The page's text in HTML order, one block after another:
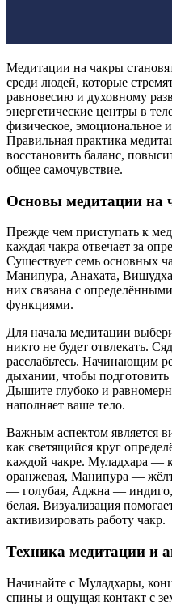
Медитации на чакры
среди людей, которые
равновесию и духовному
энергетические центры в
физическое, эмоциональное
Правильная практика
восстановить баланс,
общее самочувствие.
Основы медитации на
Прежде чем приступать к
каждая чакра отвечает за
Существует семь основных
Манипура, Анахата,
них связана с
функциями.
Для начала медитации
никто не будет отвлекать.
расслабьтесь. Начинающим
дыхании, чтобы подготовить
Дышите глубоко и
наполняет ваше тело.
Важным аспектом является
как светящийся круг
каждой чакре. Муладхара —
оранжевая, Манипура —
— голубая, Аджна — индиго,
белая. Визуализация
активизировать работу чакр.
Техника медитации и
Начинайте с Муладхары,
спины и ощущая контакт с